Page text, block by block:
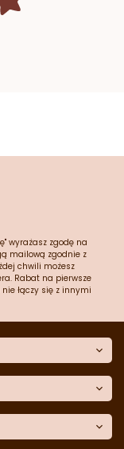
wyrażasz zgodę na
mailową zgodnie z
chwili możesz
Rabat na pierwsze
łączy się z innymi